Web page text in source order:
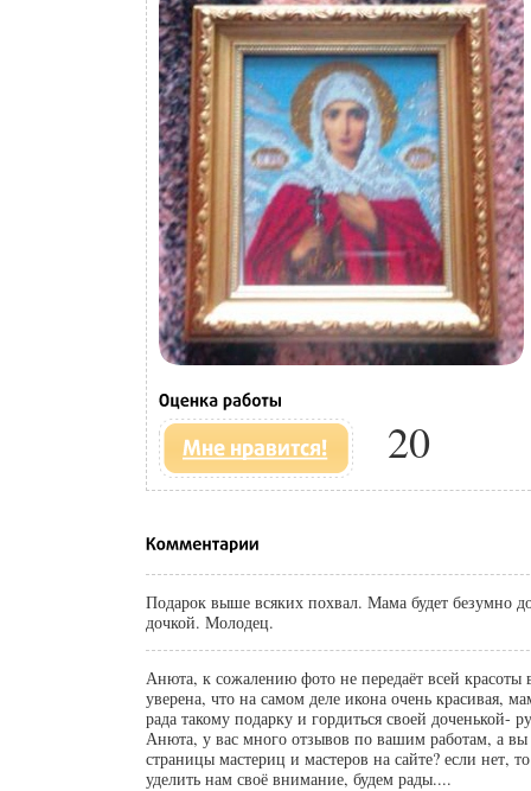
20
Подарок выше всяких похвал. Мама будет безумно
дочкой. Молодец.
Анюта, к сожалению фото не передаёт всей красоты
уверена, что на самом деле икона очень красивая,
рада такому подарку и гордиться своей доченькой-
Анюта, у вас много отзывов по вашим работам, а вы
страницы мастериц и мастеров на сайте? если нет,
уделить нам своё внимание, будем рады....